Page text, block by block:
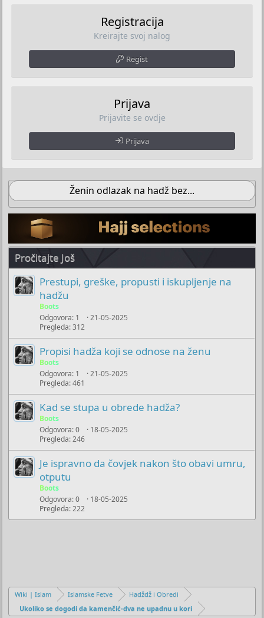
Registracija
Kreirajte svoj nalog
Regist
Prijava
Prijavite se ovdje
Prijava
Ženin odlazak na hadž bez...
Pročitajte Još
Prestupi, greške, propusti i iskupljenje na
hadžu
Boots
Odgovora 1
Pregleda 312
21-05-2025
Propisi hadža koji se odnose na ženu
Boots
Odgovora 1
Pregleda 461
21-05-2025
Kad se stupa u obrede hadža?
Boots
Odgovora 0
Pregleda 246
18-05-2025
Je ispravno da čovjek nakon što obavi umru,
otputu
Boots
Odgovora 0
Pregleda 222
18-05-2025
Wiki | Islam Islamske Fetve
Hadždž i Obredi
Ukoliko se dogodi da kamenčić-dva ne upadnu u kori